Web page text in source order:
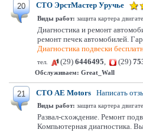
20 СТО ЭрстМастер Уручье
Виды работ: защита картера
Диагностика и ремонт
ремонт печек автомобилей.
Диагностика подвески
тел. (29) 6446495, (29)
Обслуживаем: Great_Wall
21 СТО АЕ Моtors Написать
Виды работ: защита картера
Развал-схождение. Ремонт
Компьютерная диагностика.